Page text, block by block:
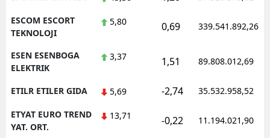
ESCOM ESCORT
TEKNOLOJI
5,80 0,69 339.541.892,26
ESEN ESENBOGA
ELEKTRIK
3,37 1,51 89.808.012,69
ETILR ETILER GIDA 5,69 -2,74 35.532.958,52
ETYAT EURO TREND
YAT. ORT.
13,71 -0,22 11.194.021,90